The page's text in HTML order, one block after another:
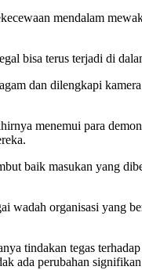
mendalam
bisa terus terjadi di
dan dilengkapi
menemui para
baik masukan yang
organisasi yang
tindakan tegas
ada perubahan